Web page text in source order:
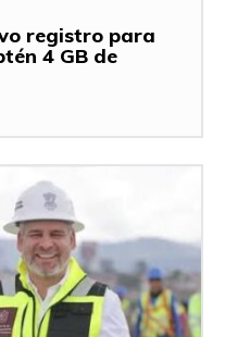
registro para
4 GB de